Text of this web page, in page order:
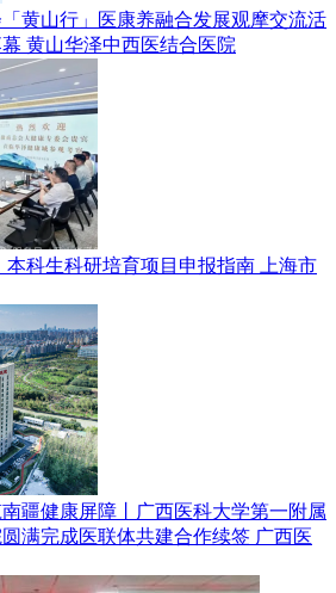
黄山行」医康养融合发展观摩交流活
黄山华泽中西医结合医院
本科生科研培育项目申报指南
上海市
疆健康屏障丨广西医科大学第一附属
满完成医联体共建合作续签 广西医